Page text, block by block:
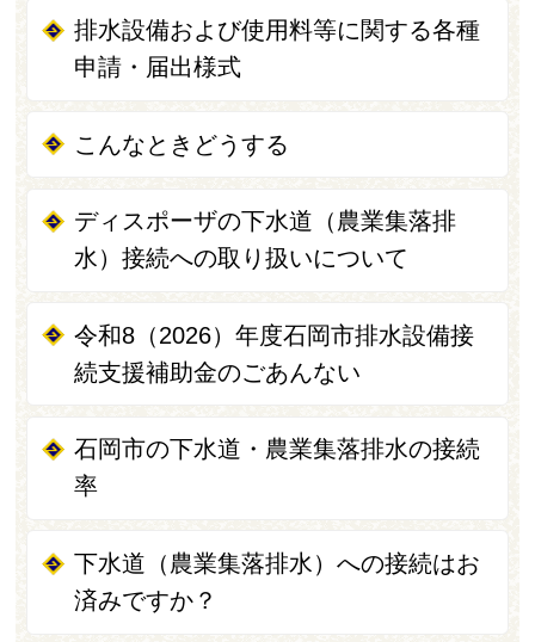
排水設備および使用料等に関する各種
申請・届出様式
こんなときどうする
ディスポーザの下水道（農業集落排
水）接続への取り扱いについて
令和8（2026）年度石岡市排水設備接
続支援補助金のごあんない
石岡市の下水道・農業集落排水の接続
率
下水道（農業集落排水）への接続はお
済みですか？